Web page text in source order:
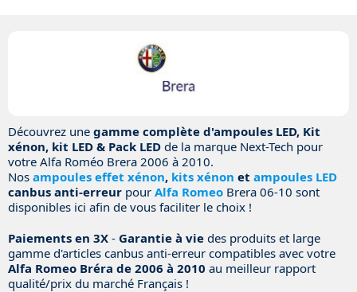
Découvrez une gamme complète d'ampoules LED, Kit
xénon, kit LED & Pack LED de la marque Next-Tech pour
votre Alfa Roméo Brera 2006 à 2010.
Nos ampoules effet xénon, kits xénon et ampoules LED
canbus anti-erreur pour Alfa Romeo Brera 06-10 sont
disponibles ici afin de vous faciliter le choix !
Paiements en 3X - Garantie à vie des produits et large
gamme d'articles canbus anti-erreur compatibles avec votre
Alfa Romeo Bréra de 2006 à 2010 au meilleur rapport
qualité/prix du marché Français !